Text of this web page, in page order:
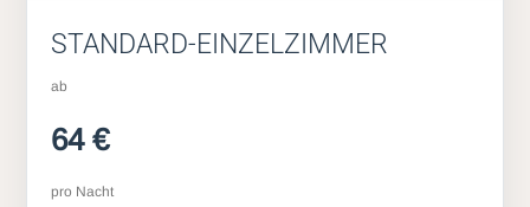
STANDARD-EINZELZIMMER
ab
64 €
pro Nacht